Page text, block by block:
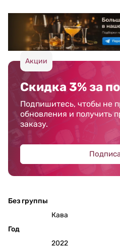
Акции
Скидка 3% за
Подпишитесь, чтобы не
обновления и получить
заказу.
Без группы
Кава
Год
2022